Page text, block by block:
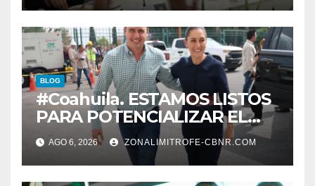
las 11 de la mañana*
BLOG
#Coahuila. ESTAMOS LISTOS
PARA POTENCIALIZAR EL
GAS COAHUILA: MANOLO
AGO 6, 2026 ZONALIMITROFE-CBNR.COM